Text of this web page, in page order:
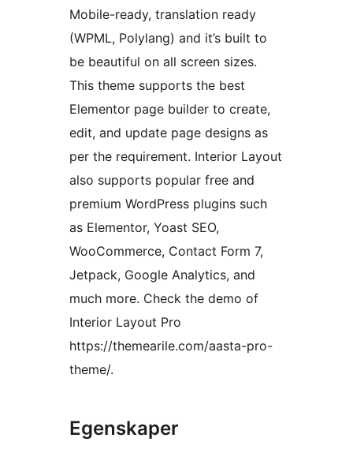
Mobile-ready, translation ready
(WPML, Polylang) and it’s built to
be beautiful on all screen sizes.
This theme supports the best
Elementor page builder to create,
edit, and update page designs as
per the requirement. Interior Layout
also supports popular free and
premium WordPress plugins such
as Elementor, Yoast SEO,
WooCommerce, Contact Form 7,
Jetpack, Google Analytics, and
much more. Check the demo of
Interior Layout Pro
https://themearile.com/aasta-pro-
theme/.
Egenskaper